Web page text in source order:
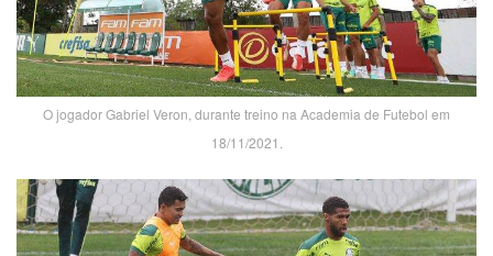
O jogador Gabriel Veron, durante treino na Academia de Futebol em
18/11/2021.